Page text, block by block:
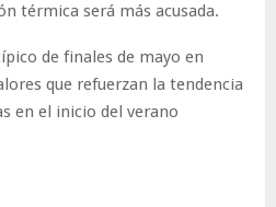
térmica será más acusada.
de finales de mayo en
que refuerzan la tendencia
en el inicio del verano